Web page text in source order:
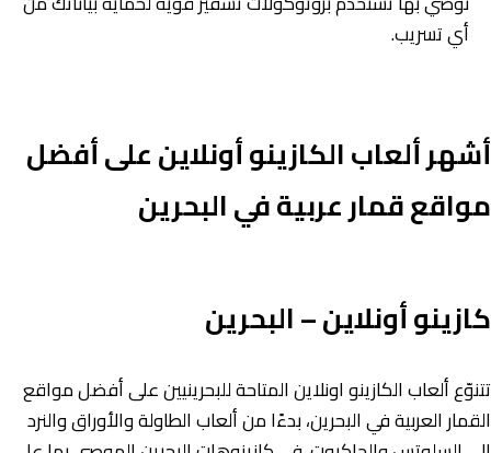
أي تسريب.
أشهر ألعاب الكازينو أونلاين على أفضل
مواقع قمار عربية في البحرين
كازينو أونلاين – البحرين
تتنوّع ألعاب الكازينو اونلاين المتاحة للبحرينيين على أفضل مواقع
القمار العربية في البحرين، بدءًا من ألعاب الطاولة والأوراق والنرد